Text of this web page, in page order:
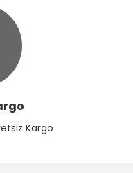
daha pahalı.
alternatifler olmalı.
Kargo